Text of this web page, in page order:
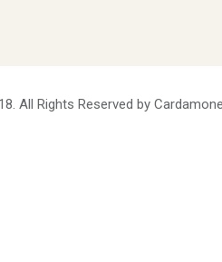
All Rights Reserved by